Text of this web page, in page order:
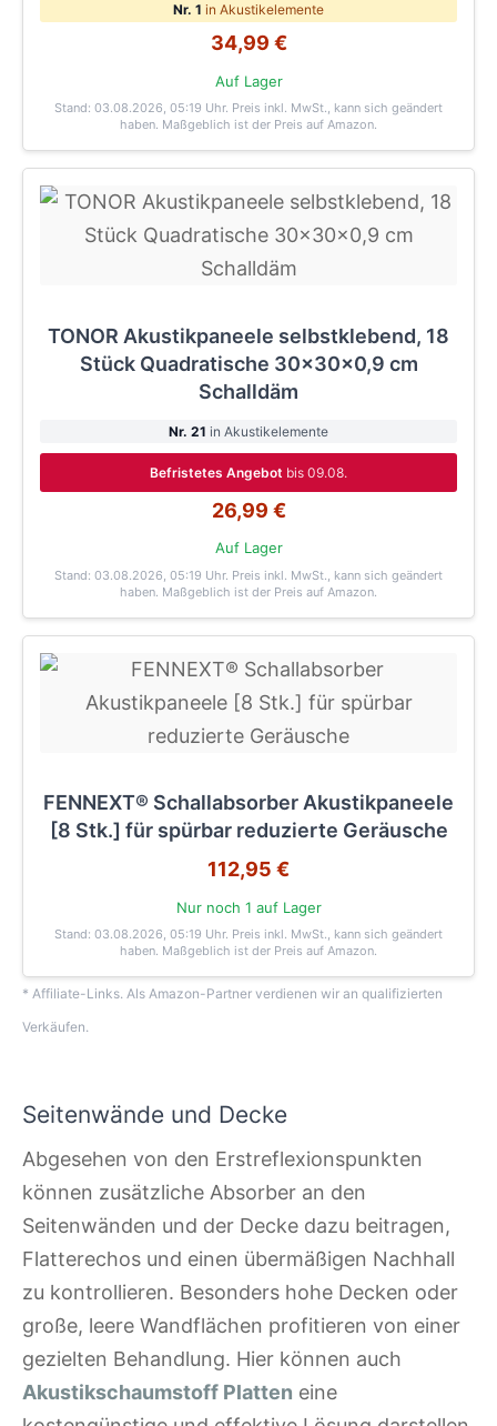
Nr. 1 in Akustikelemente
34,99 €
Auf Lager
Stand: 03.08.2026, 05:19 Uhr. Preis inkl. MwSt., kann sich geändert
haben. Maßgeblich ist der Preis auf Amazon.
TONOR Akustikpaneele selbstklebend, 18
Stück Quadratische 30x30x0,9 cm
Schalldäm
Nr. 21 in Akustikelemente
Befristetes Angebot bis 09.08.
26,99 €
Auf Lager
Stand: 03.08.2026, 05:19 Uhr. Preis inkl. MwSt., kann sich geändert
haben. Maßgeblich ist der Preis auf Amazon.
FENNEXT® Schallabsorber Akustikpaneele
[8 Stk.] für spürbar reduzierte Geräusche
112,95 €
Nur noch 1 auf Lager
Stand: 03.08.2026, 05:19 Uhr. Preis inkl. MwSt., kann sich geändert
haben. Maßgeblich ist der Preis auf Amazon.
* Affiliate-Links. Als Amazon-Partner verdienen wir an qualifizierten
Verkäufen.
Seitenwände und Decke
Abgesehen von den Erstreflexionspunkten
können zusätzliche Absorber an den
Seitenwänden und der Decke dazu beitragen,
Flatterechos und einen übermäßigen Nachhall
zu kontrollieren. Besonders hohe Decken oder
große, leere Wandflächen profitieren von einer
gezielten Behandlung. Hier können auch
Akustikschaumstoff Platten eine